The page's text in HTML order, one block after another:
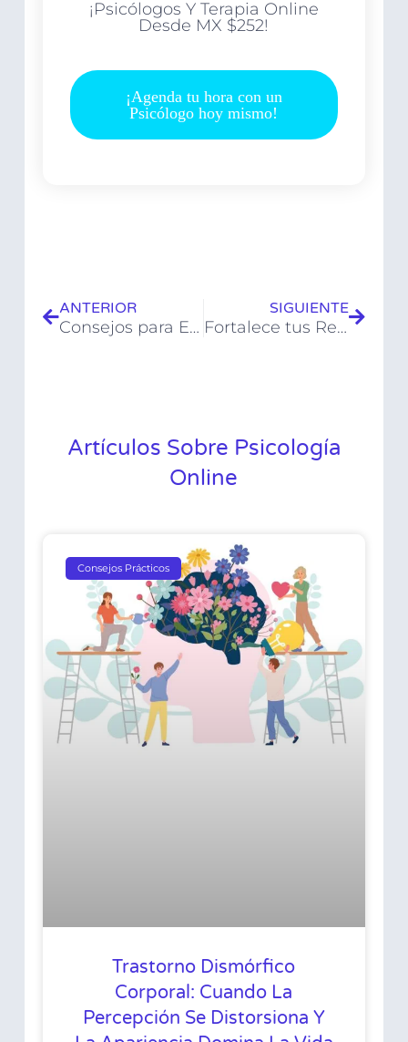
¡Psicólogos Y Terapia Online
Desde MX $252!
¡Agenda tu hora con un
Psicólogo hoy mismo!
ANTERIOR
Consejos para Encontrar un Especialista en Terapia de Pareja
SIGUIENTE
Fortalece tus Relaciones: Desarrolla Empatía y Habilidades de Comunicación
Artículos Sobre Psicología
Online
Consejos Prácticos
Trastorno Dismórfico
Corporal: Cuando La
Percepción Se Distorsiona Y